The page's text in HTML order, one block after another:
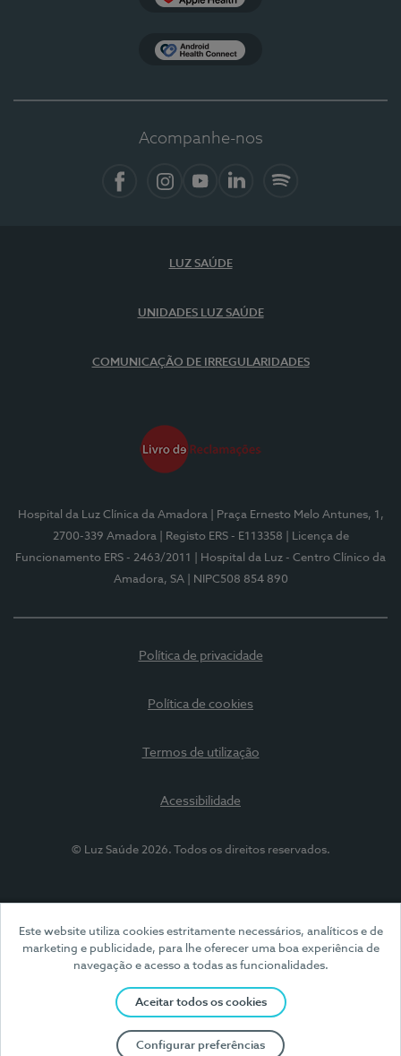
Este website utiliza cookies estritamente necessários, analíticos e de
marketing e publicidade, para lhe oferecer uma boa experiência de
navegação e acesso a todas as funcionalidades.
Aceitar todos os cookies
Configurar preferências
Acompanhe-nos
LUZ SAÚDE
UNIDADES LUZ SAÚDE
COMUNICAÇÃO DE IRREGULARIDADES
Hospital da Luz Clínica da Amadora
| Praça Ernesto Melo Antunes, 1,
2700-339 Amadora
| Registo ERS - E113358
| Licença de
Funcionamento ERS - 2463/2011
| Hospital da Luz - Centro Clínico da
Amadora, SA
| NIPC508 854 890
Política de privacidade
Política de cookies
Termos de utilização
Acessibilidade
© Luz Saúde 2026. Todos os direitos reservados.